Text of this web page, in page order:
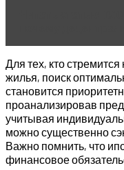
Для тех, кто
жилья, поиск
становится
проанализировав
учитывая
можно существенно
Важно помнить, что
финансовое